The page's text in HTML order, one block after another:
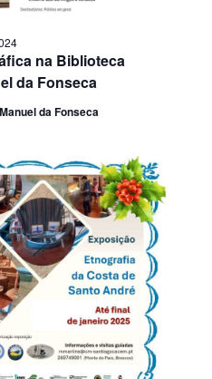
na Biblioteca
da Fonseca
da Fonseca